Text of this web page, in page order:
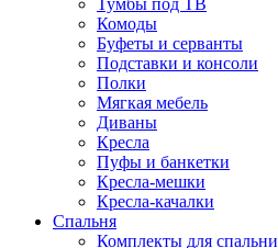
Тумбы под ТВ
Комоды
Буфеты и серванты
Подставки и консоли
Полки
Мягкая мебель
Диваны
Кресла
Пуфы и банкетки
Кресла-мешки
Кресла-качалки
Спальня
Комплекты для спальни